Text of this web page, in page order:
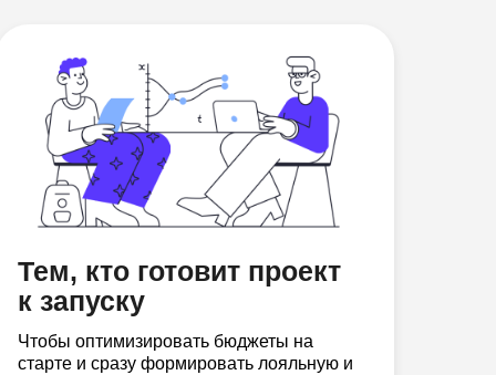
Тем, кто готовит проект
к запуску
Чтобы оптимизировать бюджеты на
старте и сразу формировать лояльную и